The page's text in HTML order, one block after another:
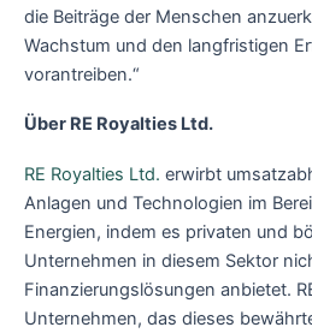
die Beiträge der Menschen
Wachstum und den langfristigen
vorantreiben.“
Über RE Royalties Ltd.
RE Royalties Ltd. erwirbt
Anlagen und Technologien im
Energien, indem es privaten und
Unternehmen in diesem Sektor
Finanzierungslösungen anbietet.
Unternehmen, das dieses